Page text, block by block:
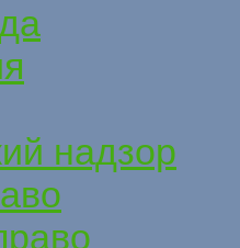
надзор